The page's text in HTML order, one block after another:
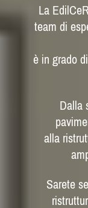
La
team di
è in grado
Dalla
alla
Sarete